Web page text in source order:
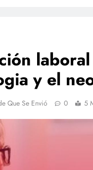
y el
Que Se Envió 0 5